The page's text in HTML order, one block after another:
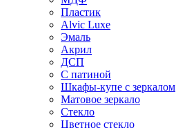
Пластик
Alvic Luxe
Эмаль
Акрил
ДСП
С патиной
Шкафы-купе с зеркалом
Матовое зеркало
Стекло
Цветное стекло